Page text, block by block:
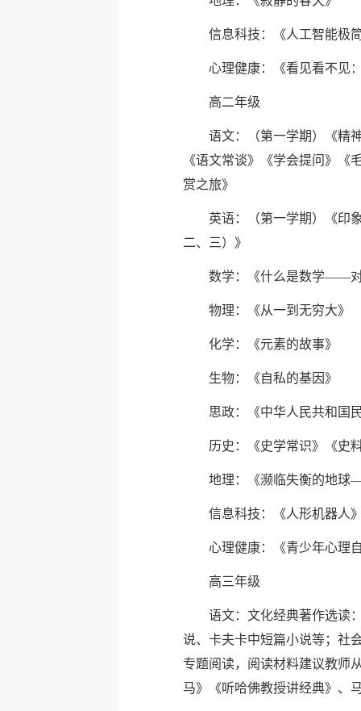
信息科技：《人工智能极
心理健康：《看见看不见
高二年级
语文：（第一学期）《精
《语文常谈》《学会提问》
赏之旅》
英语：（第一学期）《印
二、三）》
数学：《什么是数学——
物理：《从一到无穷大》
化学：《元素的故事》
生物：《自私的基因》
思政：《中华人民共和国
历史：《史学常识》《史
地理：《濒临失衡的地
信息科技：《人形机器人
心理健康：《青少年心理
高三年级
语文：文化经典著作选读
说、卡夫卡中短篇小说等；社
专题阅读，阅读材料建议教师
马》《听哈佛教授讲经典》、